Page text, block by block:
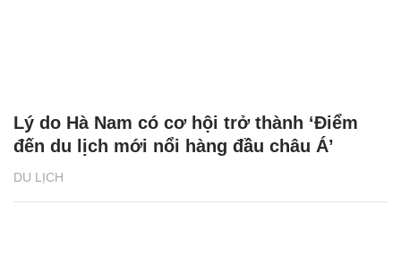
DU LỊCH
Lý do Hà Nam có cơ hội trở thành ‘Điểm
đến du lịch mới nổi hàng đầu châu Á’